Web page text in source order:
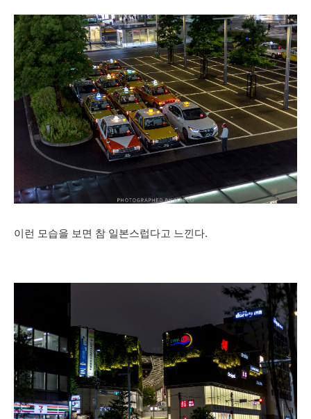
이런 모습을 보면 참 일본스럽다고 느낀다.